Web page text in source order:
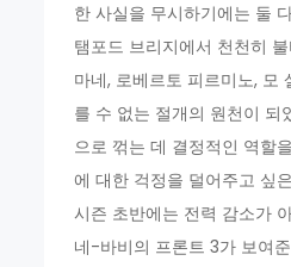
한 사실을 무시하기에는 둘
탬포드 브리지에서 천천히
마네, 로베르토 피르미노, 모
를 수 없는 절개의 원천이
으로 꺾는 데 결정적인 역할
에 대한 걱정을 덜어주고 싶
시즌 초반에는 전력 감소가
네-바비의 프론트 3가 보여